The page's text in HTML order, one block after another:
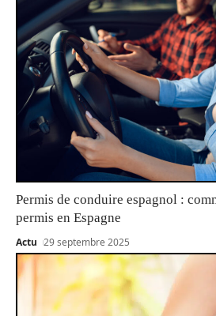
Permis de conduire espagnol :
permis en Espagne
Actu 29 septembre 2025